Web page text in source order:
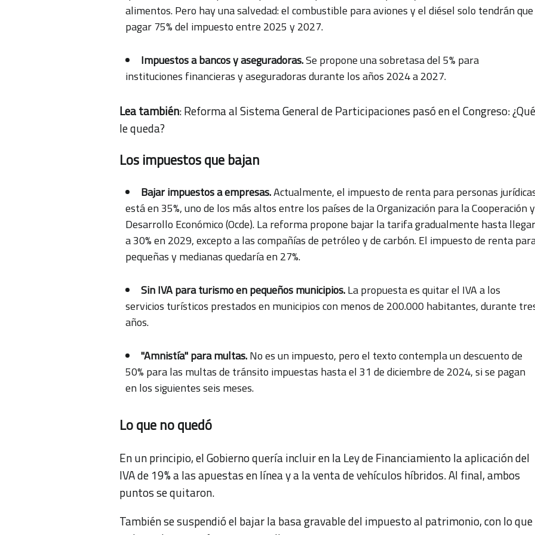
alimentos. Pero hay una salvedad: el combustible para aviones y el diésel solo tendrán que
pagar 75% del impuesto entre 2025 y 2027.
Impuestos a bancos y aseguradoras.Se propone una sobretasa del 5% para
instituciones financieras y aseguradoras durante los años 2024 a 2027.
Lea también:Reforma al Sistema General de Participaciones pasó en el Congreso: ¿Qué
le queda?
Los impuestos que bajan
Bajar impuestos a empresas.Actualmente, el impuesto de renta para personas
está en 35%, uno de los más altos entre los países de la Organización para la Cooperación y
Desarrollo Económico (Ocde). La reforma propone bajar la tarifa gradualmente hasta llegar
a 30% en 2029, excepto a las compañías de petróleo y de carbón. El impuesto de renta
pequeñas y medianas quedaría en 27%.
Sin IVA para turismo en pequeños municipios.La propuesta es quitar el IVA a los
servicios turísticos prestados en municipios con menos de 200.000 habitantes, durante
años.
"Amnistía" para multas.No es un impuesto, pero el texto contempla un descuento de
50% para las multas de tránsito impuestas hasta el 31 de diciembre de 2024, si se pagan
en los siguientes seis meses.
Lo que no quedó
En un principio, el Gobierno quería incluir en la Ley de Financiamiento la aplicación del
IVA de 19% a las apuestas en línea y a la venta de vehículos híbridos. Al final, ambos
puntos se quitaron.
También se suspendió el bajar la basa gravable del impuesto al patrimonio, con lo que